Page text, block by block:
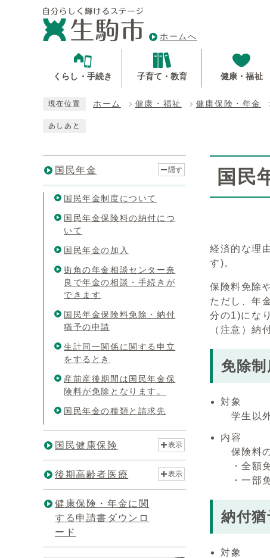
ホームへ
くらし・手続き 子育て・教育 健康・福祉
現在位置 ホーム 健康・福祉 健康保険・年金
あしあと
国民
経済的な理
す)。
保険料免除
ただし、年
分の1)にな
（注意）納
免除制
対象
学生以
内容
保険料
・全額
・一部
納付
対象
国民年金 隠す
国民年金制度について
国民年金保険料の納付につ
いて
国民年金の加入
街角の年金相談センター奈
良で年金の相談・手続きが
できます
国民年金保険料免除・納付
猶予の申請
生計同一関係に関する申立
をするとき
産前産後期間は国民年金保
険料が免除となります。
国民年金の種類と請求先
国民健康保険 表示
後期高齢者医療 表示
健康保険・年金に関
する申請書ダウンロ
ード